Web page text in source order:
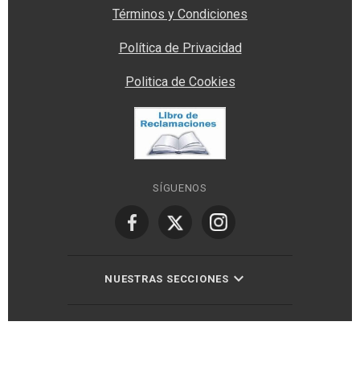
Términos y Condiciones
Política de Privacidad
Politica de Cookies
SÍGUENOS
NUESTRAS SECCIONES